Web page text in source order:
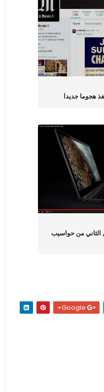
هجوما جديدا
الثاني من حواسيب